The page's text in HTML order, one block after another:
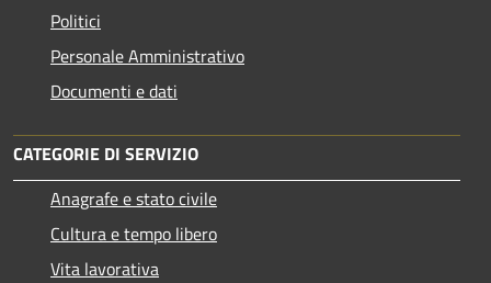
Politici
Personale Amministrativo
Documenti e dati
CATEGORIE DI SERVIZIO
Anagrafe e stato civile
Cultura e tempo libero
Vita lavorativa